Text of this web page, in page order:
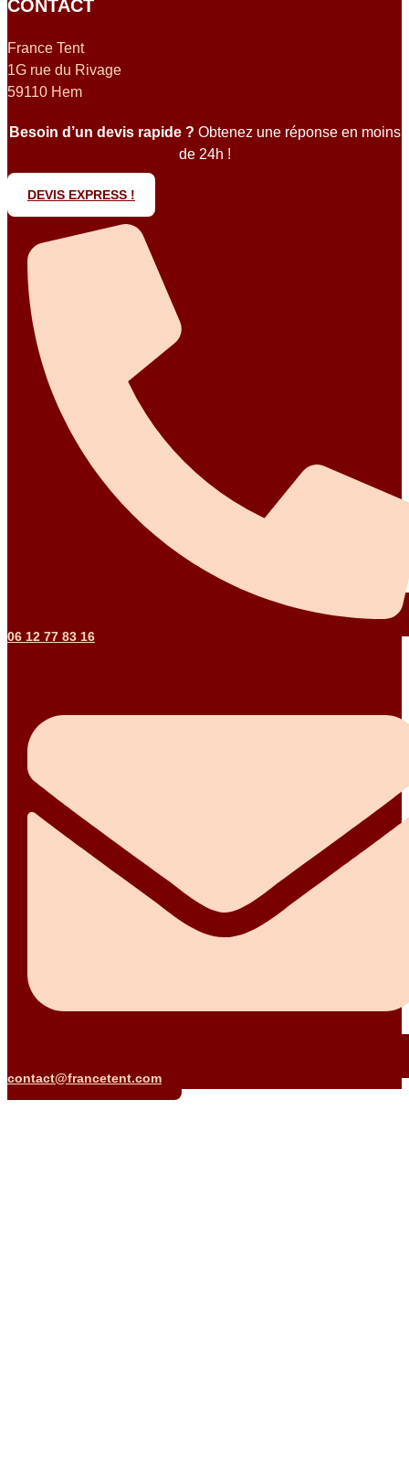
CONTACT
France Tent
1G rue du Rivage
59110 Hem
Besoin d’un devis rapide ? Obtenez une réponse en moins
de 24h !
DEVIS EXPRESS !
06 12 77 83 16
contact@francetent.com